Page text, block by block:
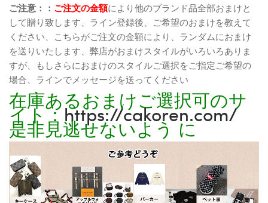
ご注意：： ご注文の金額により他のブランド品全部おまけと
して贈り致します、ライン登録後、ご希望のおまけを教えて
ください、こちらがご注文の金額により、ランダムにおまけ
を送りいたします、弊店がおまけスタイルがいろいろありま
すが、もしさらにおまけのスタイルご選択をご指定ご希望の
場合、ラインでメッセージを送ってください
在庫あるおまけご選択可のサ
イト：https://cakoren.com/
是非見逃せないよう に